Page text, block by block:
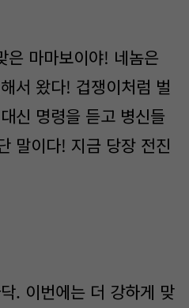
은 마마보이야! 네놈은
서 왔다! 겁쟁이처럼 벌
신 명령을 듣고 병신들
말이다! 지금 당장 전진
. 이번에는 더 강하게 맞